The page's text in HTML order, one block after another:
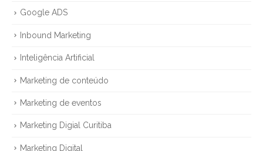
Google ADS
Inbound Marketing
Inteligência Artificial
Marketing de conteúdo
Marketing de eventos
Marketing Digial Curitiba
Marketing Digital